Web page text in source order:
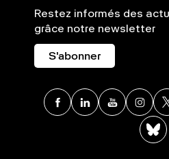
Restez informés des
grâce notre newsletter
S'abonner
Facebook
Linkedin